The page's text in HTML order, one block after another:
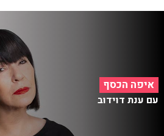
איפה הכסף
עם ענת דוידוב